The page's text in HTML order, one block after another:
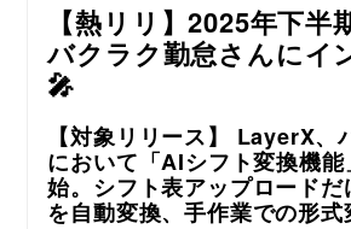
【熱リリ】2025年下
バクラク勤怠さんにイ
🎤
【対象リリース】 LayerX、
において「AIシフト変換機
始。シフト表アップロードだ
を自動変換、手作業での形式